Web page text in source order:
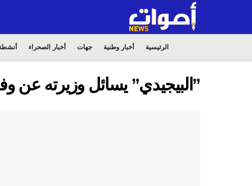
الرئيسية أخبار وطنية جهات أخبار الصحراء
”البيجيدي” يسائل وزيرته عن